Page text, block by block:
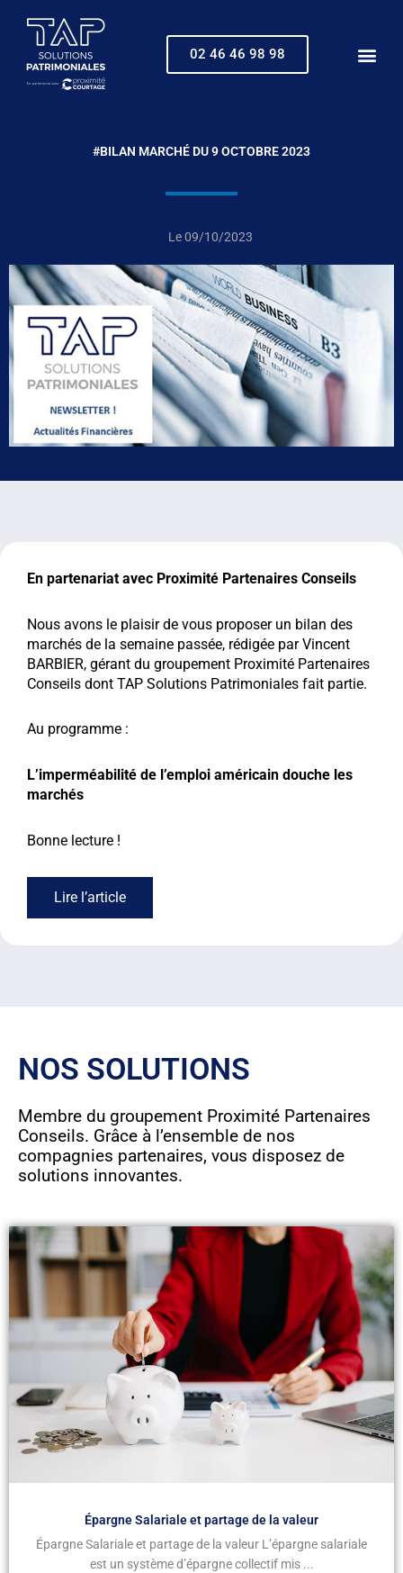
contenu
02 46 46 98 98
#BILAN MARCHÉ DU 9 OCTOBRE 2023
Le09/10/2023
En partenariat avec Proximité Partenaires Conseils
Nous avons le plaisir de vous proposer un bilan des
marchés de la semaine passée, rédigée par Vincent
BARBIER, gérant du groupement Proximité Partenaires
Conseils dont TAP Solutions Patrimoniales fait partie.
Au programme :
L’imperméabilité de l’emploi américain douche les
marchés
Bonne lecture !
Lire l’article
NOS SOLUTIONS
Membre du groupement Proximité Partenaires
Conseils. Grâce à l’ensemble de nos
compagnies partenaires, vous disposez de
solutions innovantes.
Épargne Salariale et partage de la valeur
Épargne Salariale et partage de la valeur L’épargne salariale
est un système d’épargne collectif mis ...